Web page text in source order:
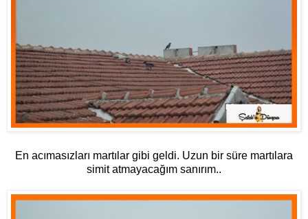
En acımasızları martılar gibi geldi. Uzun bir süre martılara
simit atmayacağım sanırım..